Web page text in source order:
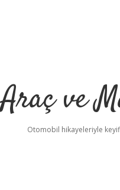
Araç ve
Otomobil hikayeleriyle